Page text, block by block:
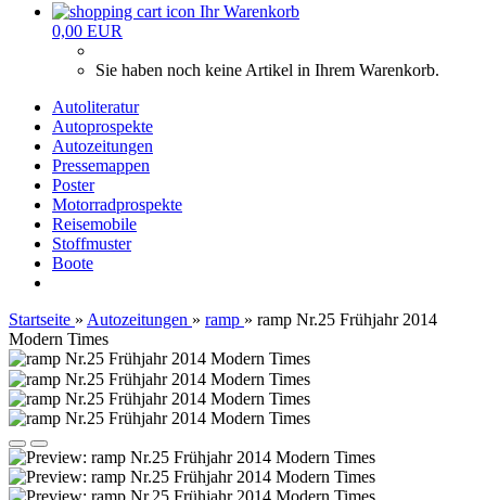
Ihr Warenkorb
0,00 EUR
Sie haben noch keine Artikel in Ihrem Warenkorb.
Autoliteratur
Autoprospekte
Autozeitungen
Pressemappen
Poster
Motorradprospekte
Reisemobile
Stoffmuster
Boote
Startseite » Autozeitungen » ramp » ramp Nr.25 Frühjahr 2014
Modern Times